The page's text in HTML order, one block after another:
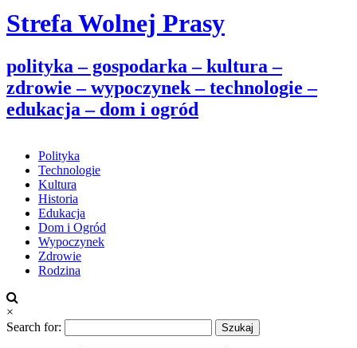
Strefa Wolnej Prasy
polityka – gospodarka – kultura –
zdrowie – wypoczynek – technologie –
edukacja – dom i ogród
Polityka
Technologie
Kultura
Historia
Edukacja
Dom i Ogród
Wypoczynek
Zdrowie
Rodzina
×
Search for: